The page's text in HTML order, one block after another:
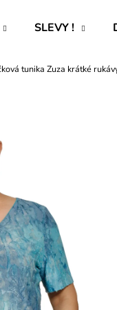
SLEVY !
tunika Zuza krátké
Co
TEPLÁKOVÝ